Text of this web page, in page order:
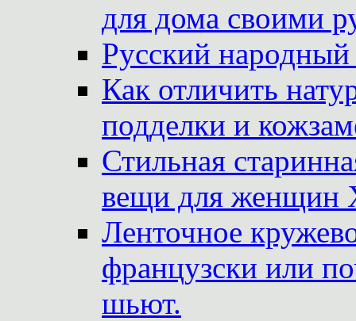
для дома своими
Русский
Как отличить
подделки и
Стильная
вещи для женщин
Ленточное
французски или
шьют.